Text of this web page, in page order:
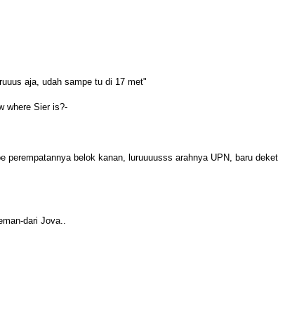
aja, udah sampe tu di 17 met"
where Sier is?-
belok kanan, luruuuusss arahnya UPN, baru deket
dari Jova..